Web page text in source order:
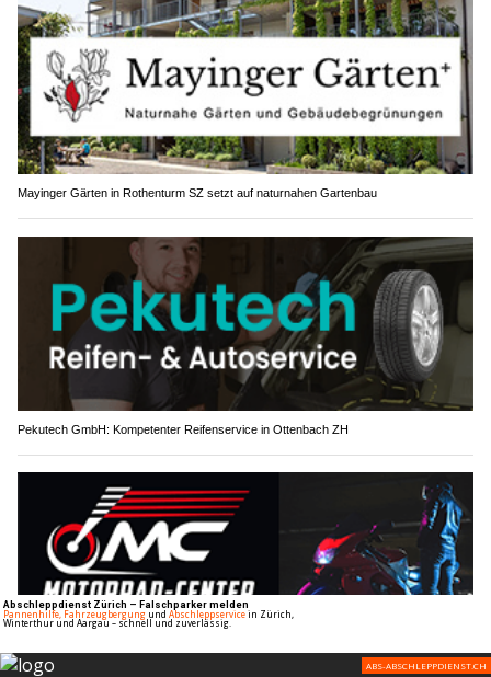
Mayinger Gärten in Rothenturm SZ setzt auf naturnahen Gartenbau
Pekutech GmbH: Kompetenter Reifenservice in Ottenbach ZH
Motorrad-Center Dübendorf – Ihr Profi für Motorrad-Service und Reparaturen